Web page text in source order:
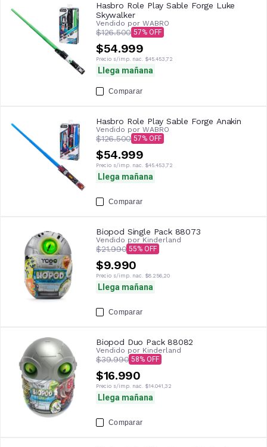
Hasbro Role Play Sable Forge Luke
Skywalker
Vendido por WABRO
$126.500 57
$54.999
Precio s/imp. nac. $45.453,72
Llega mañana
Comparar
Hasbro Role Play Sable Forge Anakin
Vendido por WABRO
$126.500 57
$54.999
Precio s/imp. nac. $45.453,72
Llega mañana
Comparar
Biopod Single Pack 88073
Vendido por Kinderland
$21.990 55
$9.990
Precio s/imp. nac. $8.256,20
Llega mañana
Comparar
Biopod Duo Pack 88082
Vendido por Kinderland
$39.990 58
$16.990
Precio s/imp. nac. $14.041,32
Llega mañana
Comparar